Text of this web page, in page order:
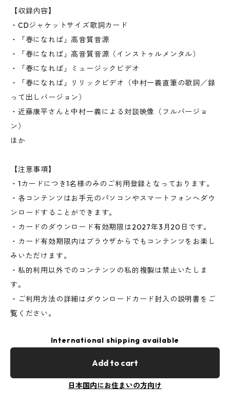
【収録内容】
・CDジャケットサイズ歌詞カード
・「春になれば」高音質音源
・「春になれば」高音質音源（インストゥルメンタル）
・「春になれば」ミュージックビデオ
・「春になれば」リリックビデオ（中村一義直筆の歌詞／録
って出しバージョン）
・近藤康平さんと中村一義による対談映像（フルバージョ
ン）
ほか
【注意事項】
・1カードにつき1名様のみのご利用登録となっております。
・各コンテンツはお手元のパソコンやスマートフォンへダウ
ンロードすることができます。
・カードのダウンロード有効期限は2027年3月20日です。
・カード有効期限内はブラウザからでもコンテンツをお楽し
みいただけます。
・私的利用以外でのコンテンツの私的複製は禁止いたしま
す。
・ご利用方法の詳細はダウンロードカード封入の説明書をご
覧ください。
International shipping available
Add to cart
日本国内にお住まいの方向け